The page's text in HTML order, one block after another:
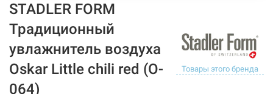
STADLER FORM
Традиционный
увлажнитель воздуха
Oskar Little chili red (O-
064)
Товары этого бренда